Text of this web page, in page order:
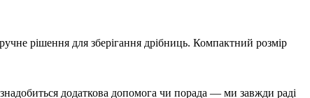
рішення для зберігання дрібниць. Компактний розмір
додаткова допомога чи порада — ми завжди раді